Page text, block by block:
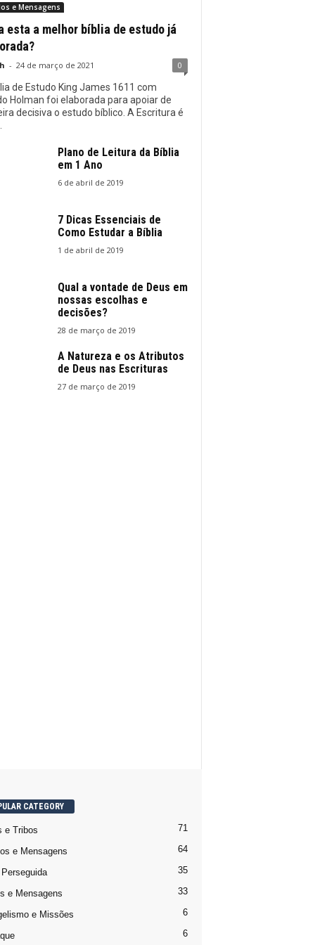
e Mensagens
esta a melhor bíblia de estudo já
- 24 de março de 2021 0
de Estudo King James 1611 com
Holman foi elaborada para apoiar de
decisiva o estudo bíblico. A Escritura é
Plano de Leitura da Bíblia
em 1 Ano
6 de abril de 2019
7 Dicas Essenciais de
Como Estudar a Bíblia
1 de abril de 2019
Qual a vontade de Deus em
nossas escolhas e
decisões?
28 de março de 2019
A Natureza e os Atributos
de Deus nas Escrituras
27 de março de 2019
CATEGORY
e Tribos 71
e Mensagens 64
Perseguida 35
e Mensagens 33
e Missões 6
6